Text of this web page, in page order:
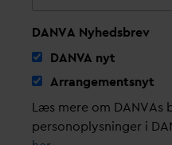
DANVA Nyhedsbrev
DANVA nyt
Arrangementsnyt
Læs mere om DANVAs
personoplysninger i